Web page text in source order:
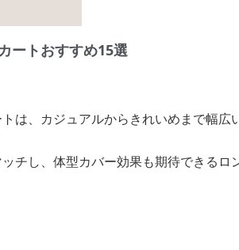
ートおすすめ15選
は、カジュアルからきれいめまで幅広
チし、体型カバー効果も期待できるロ